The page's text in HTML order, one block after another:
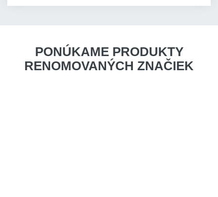
PONÚKAME PRODUKTY
RENOMOVANÝCH ZNAČIEK